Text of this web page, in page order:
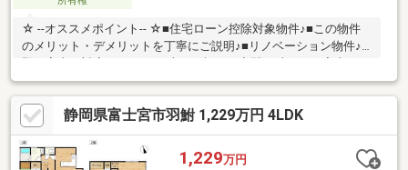
☆ --オススメポイント-- ☆■住宅ローン控除対象物件♪■この物件
のメリット・デメリットを丁寧にご説明♪■リノベーション物件♪■
ます♪■本日ご案内OK♪
静岡県富士宮市羽鮒 1,229万円 4LDK
1,229万円